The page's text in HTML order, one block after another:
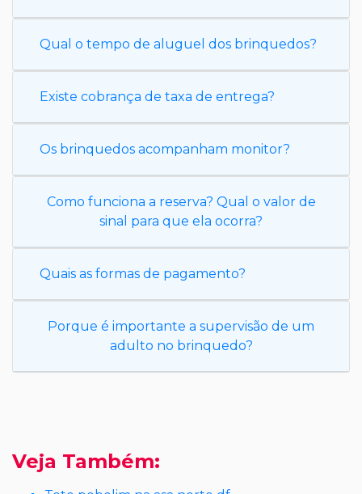
Qual o tempo de aluguel dos brinquedos?
Existe cobrança de taxa de entrega?
Os brinquedos acompanham monitor?
Como funciona a reserva? Qual o valor de
sinal para que ela ocorra?
Quais as formas de pagamento?
Porque é importante a supervisão de um
adulto no brinquedo?
Veja Também: